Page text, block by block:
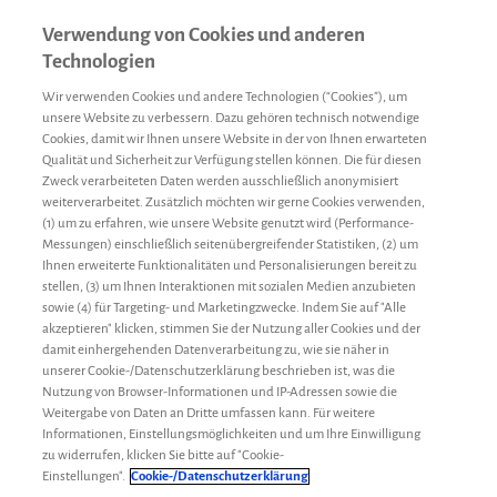
Prophylaxe Redaktion 16. Februar 2022
Hämophilie A – Therapie früher und heute
Verwendung von Cookies und anderen
Technologien
Wir verwenden Cookies und andere Technologien (“Cookies”), um
unsere Website zu verbessern. Dazu gehören technisch notwendige
Cookies, damit wir Ihnen unsere Website in der von Ihnen erwarteten
Qualität und Sicherheit zur Verfügung stellen können. Die für diesen
Zweck verarbeiteten Daten werden ausschließlich anonymisiert
weiterverarbeitet. Zusätzlich möchten wir gerne Cookies verwenden,
(1) um zu erfahren, wie unsere Website genutzt wird (Performance-
Messungen) einschließlich seitenübergreifender Statistiken, (2) um
Ihnen erweiterte Funktionalitäten und Personalisierungen bereit zu
stellen, (3) um Ihnen Interaktionen mit sozialen Medien anzubieten
sowie (4) für Targeting- und Marketingzwecke. Indem Sie auf "Alle
akzeptieren" klicken, stimmen Sie der Nutzung aller Cookies und der
damit einhergehenden Datenverarbeitung zu, wie sie näher in
unserer Cookie-/Datenschutzerklärung beschrieben ist, was die
Nutzung von Browser-Informationen und IP-Adressen sowie die
Weitergabe von Daten an Dritte umfassen kann. Für weitere
Informationen, Einstellungsmöglichkeiten und um Ihre Einwilligung
zu widerrufen, klicken Sie bitte auf "Cookie-
Einstellungen". Cookie-/Datenschutzerklärung